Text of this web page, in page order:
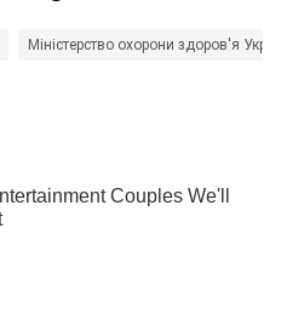
Міністерство охорони здоров'я